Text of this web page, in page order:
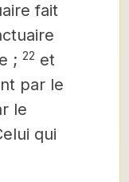
fait
; 22 et
par le
le
qui